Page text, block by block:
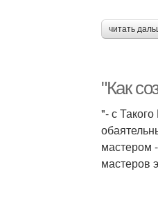
читать
"Как
"- с
мастером
мастеров